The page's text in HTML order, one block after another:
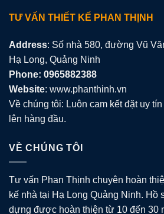
TƯ VẤN THIẾT KẾ PHAN THỊNH
Address: Số nhà 580, đường Vũ
Hạ Long, Quảng Ninh
Phone: 0965882388
Website: www.phanthinh.vn
Về chúng tôi: Luôn cam kết đặt uy
lên hàng đầu.
VỀ CHÚNG TÔI
Tư vấn Phan Thịnh chuyên hoàn
kế nhà tại Hạ Long Quảng Ninh. Hồ
dựng được hoàn thiện từ 10 đến 30